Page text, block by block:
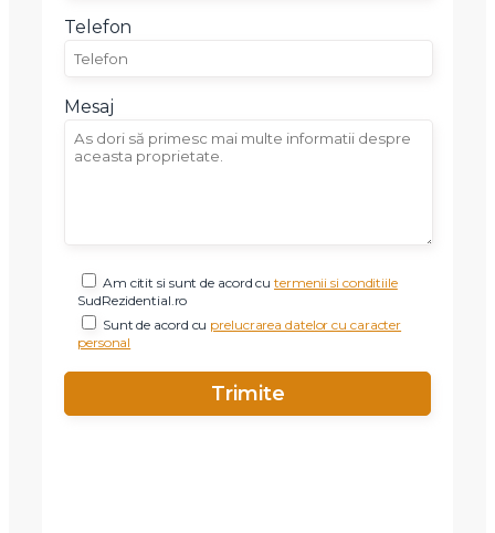
Telefon
Mesaj
Am citit si sunt de acord cutermenii si conditiile
SudRezidential.ro
Sunt de acord cu prelucrarea datelor cu caracter
personal